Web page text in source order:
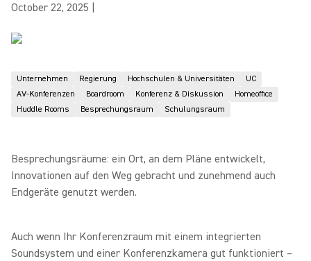
October 22, 2025
Unternehmen Regierung Hochschulen & Universitäten
UC
AV-Konferenzen
Boardroom Konferenz & Diskussion
Homeoffice
Huddle Rooms
Besprechungsraum Schulungsraum
Besprechungsräume: ein Ort, an dem Pläne entwickelt,
Innovationen auf den Weg gebracht und zunehmend auch
Endgeräte genutzt werden.
Auch wenn Ihr Konferenzraum mit einem integrierten
Soundsystem und einer Konferenzkamera gut funktioniert –